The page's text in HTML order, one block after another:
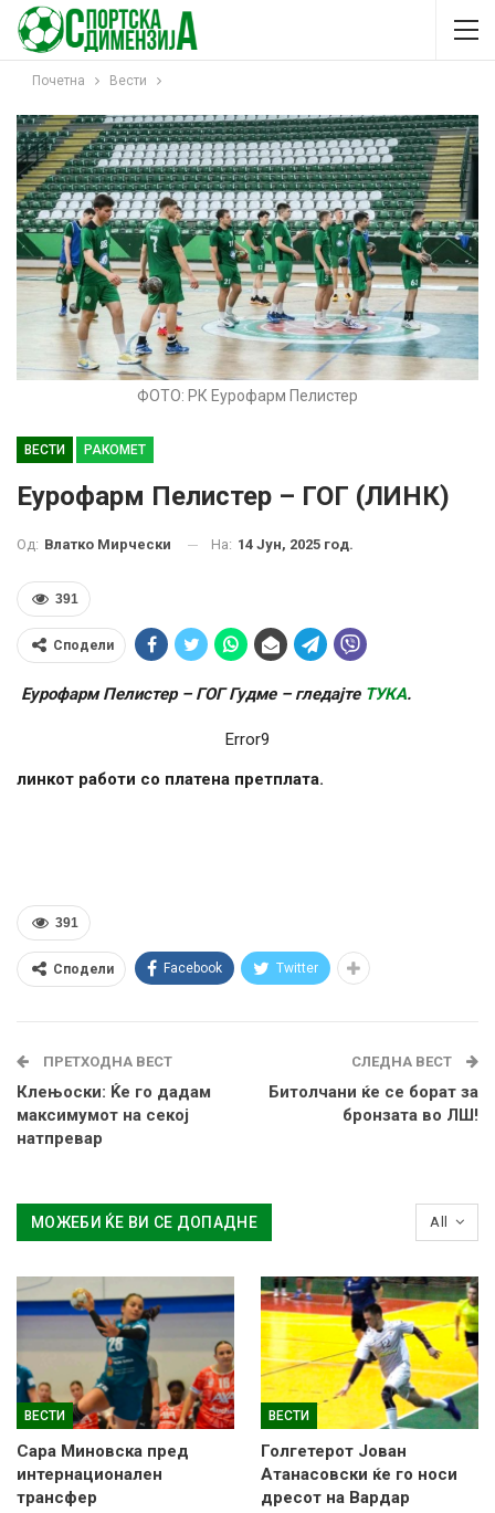
Почетна Вести
ФОТО: РК Еурофарм Пелистер
ВЕСТИ РАКОМЕТ
Еурофарм Пелистер – ГОГ (ЛИНК)
Од: Влатко Мирчески На: 14 Јун, 2025 год.
391
Сподели
Еурофарм Пелистер – ГОГ Гудме – гледајте ТУКА.
Error9
линкот работи со платена претплата.
391
Сподели Facebook Twitter
ПРЕТХОДНА ВЕСТ
Клењоски: Ќе го дадам
максимумот на секој
натпревар
СЛЕДНА ВЕСТ
Битолчани ќе се борат за
бронзата во ЛШ!
All
МОЖЕБИ ЌЕ ВИ СЕ ДОПАДНЕ
ВЕСТИ
Сара Миновска пред
интернационален
трансфер
ВЕСТИ
Голгетерот Јован
Атанасовски ќе го носи
дресот на Вардар